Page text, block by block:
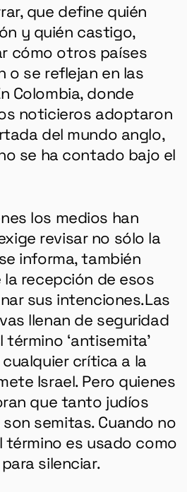
que define quién
y quién castigo,
cómo otros países
o se reflejan en las
Colombia, donde
noticieros adoptaron
del mundo anglo,
se ha contado bajo el
los medios han
revisar no sólo la
informa, también
recepción de esos
sus intenciones.Las
llenan de seguridad
‘antisemita’
crítica a la
Israel. Pero quienes
que tanto judíos
semitas. Cuando no
término es usado como
silenciar.